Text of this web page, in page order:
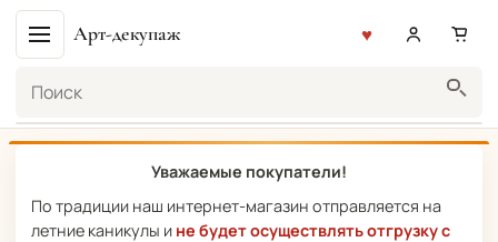
Арт-декупаж
Уважаемые покупатели!
По традиции наш интернет-магазин отправляется на
летние каникулы и не будет осуществлять отгрузку с